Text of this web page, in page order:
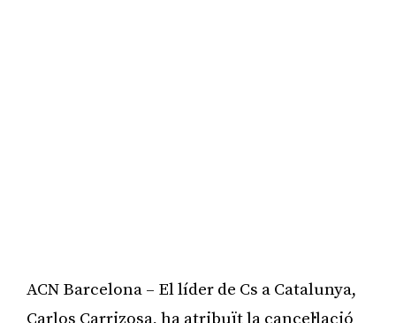
ACN Barcelona – El líder de Cs a Catalunya,
Carlos Carrizosa, ha atribuït la cancel·lació